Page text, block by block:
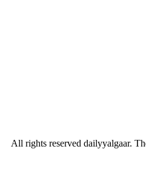
© All rights reserved dailyyalgaar.